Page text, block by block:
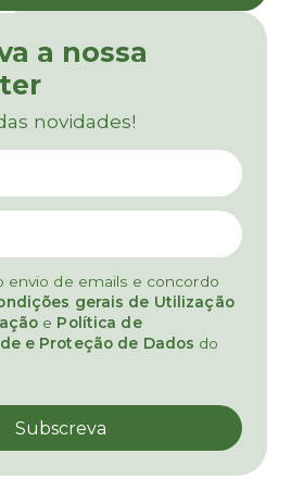
a nossa
novidades!
envio de emails e concordo
gerais de Utilização
e Política de
e Proteção de Dados do